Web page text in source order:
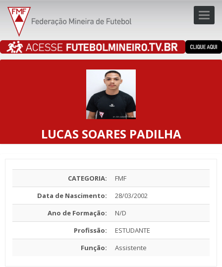
LUCAS SOARES PADILHA
CATEGORIA:
FMF
Data de Nascimento:
28/03/2002
Ano de Formação:
N/D
Profissão:
ESTUDANTE
Função:
Assistente